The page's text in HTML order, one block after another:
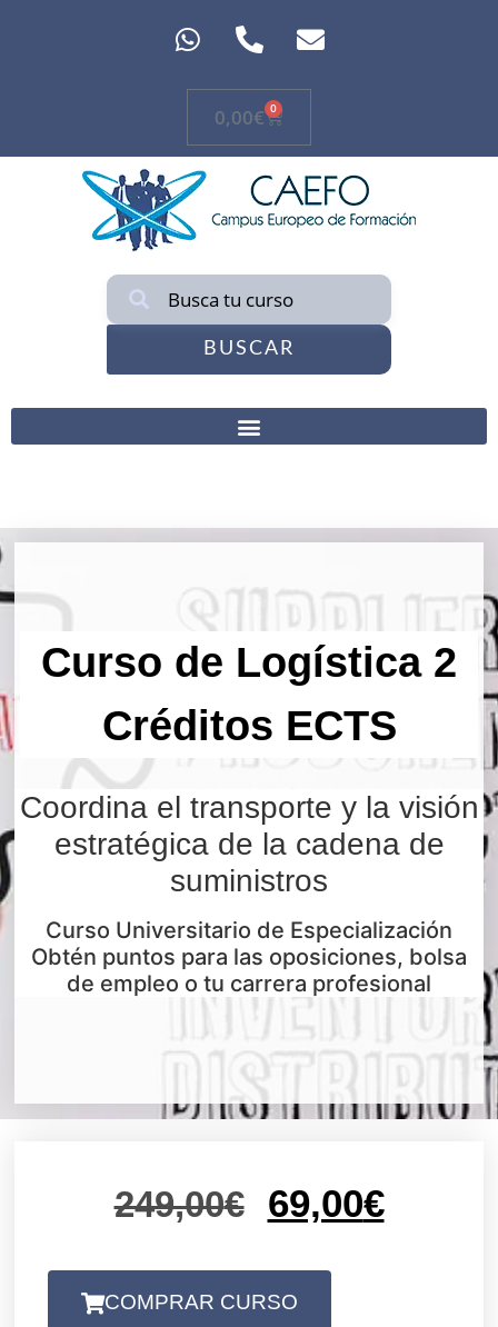
0,00€ 0
BUSCAR
Curso de Logística 2
Créditos ECTS
Coordina el transporte y la visión
estratégica de la cadena de
suministros
Curso Universitario de Especialización
Obtén puntos para las oposiciones, bolsa
de empleo o tu carrera profesional
249,00€ 69,00€
COMPRAR CURSO